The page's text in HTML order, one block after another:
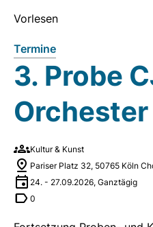
Vorlesen
Termine
3. Probe
Orchester
Kultur & Kunst
Pariser Platz 32, 50765 Köln
24. - 27.09.2026, Ganztägig
0